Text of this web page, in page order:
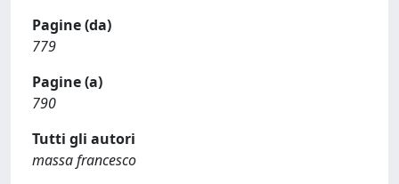
Pagine (da)
779
Pagine (a)
790
Tutti gli autori
massa francesco